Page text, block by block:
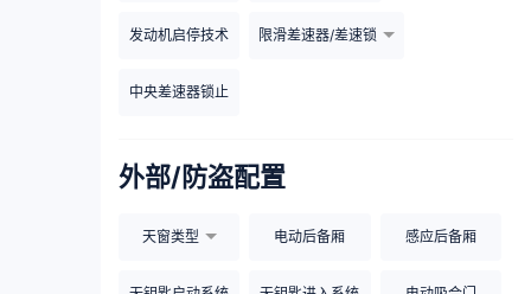
发动机启停技术 限滑差速器/差速锁
中央差速器锁止
外部/防盗配置
天窗类型 电动后备厢 感应后备厢